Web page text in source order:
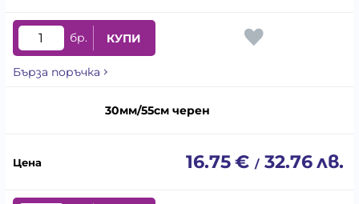
бр. КУПИ
Бърза поръчка
30мм/55см черен
16.75€ / 32.76лв.